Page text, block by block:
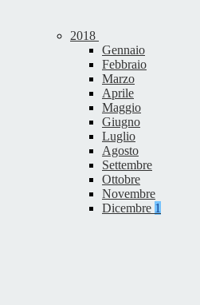
2018
Gennaio
Febbraio
Marzo
Aprile
Maggio
Giugno
Luglio
Agosto
Settembre
Ottobre
Novembre
Dicembre 1